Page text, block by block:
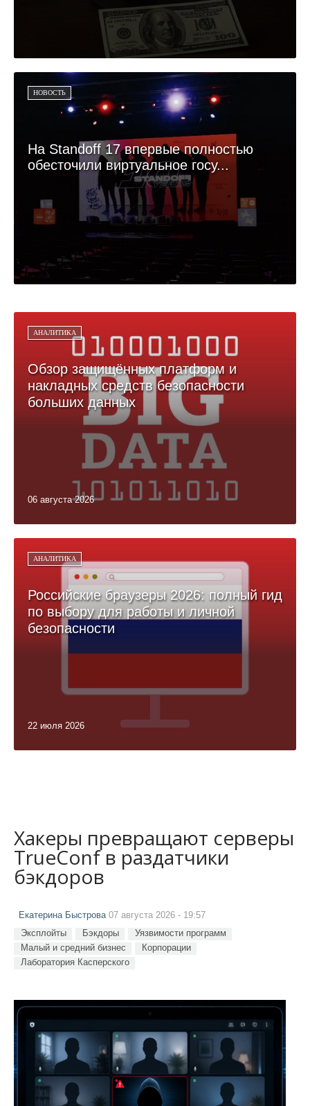
НОВОСТЬ
На Standoff 17 впервые полностью
обесточили виртуальное госу...
АНАЛИТИКА
Обзор защищённых платформ и
накладных средств безопасности
больших данных
06 августа 2026
АНАЛИТИКА
Российские браузеры 2026: полный гид
по выбору для работы и личной
безопасности
22 июля 2026
Хакеры превращают серверы
TrueConf в раздатчики
бэкдоров
Екатерина Быстрова07 августа 2026 - 19:57
Эксплойты Бэкдоры
Уязвимости программ
Малый и средний бизнес
Корпорации
Лаборатория Касперского